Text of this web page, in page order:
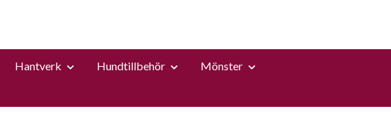
Hantverk Hundtillbehör
Mönster